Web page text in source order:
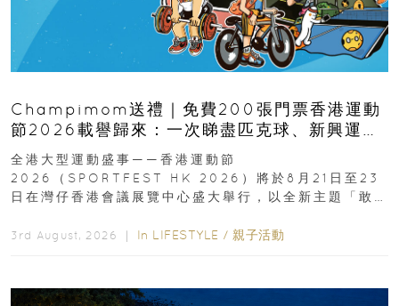
Champimom送禮｜免費200張門票香港運動
節2026載譽歸來：一次睇盡匹克球、新興運
動、街舞比賽＋逾百運動品牌展覽
全港大型運動盛事——香港運動節
2026（SPORTFEST HK 2026）將於8月21日至23
日在灣仔香港會議展覽中心盛大舉行，以全新主題「敢
3rd August, 2026 ｜ In LIFESTYLE / 親子活動